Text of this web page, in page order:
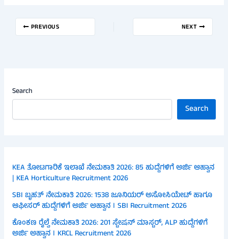
PREVIOUS NEXT
Search
Search
KEA ತೋಟಗಾರಿಕೆ ಇಲಾಖೆ ನೇಮಕಾತಿ 2026: 85 ಹುದ್ದೆಗಳಿಗೆ ಅರ್ಜಿ ಆಹ್ವಾನ
| KEA Horticulture Recruitment 2026
SBI ಬೃಹತ್ ನೇಮಕಾತಿ 2026: 1538 ಜೂನಿಯರ್ ಅಸೋಸಿಯೇಟ್ ಹಾಗೂ
ಆಫೀಸರ್ ಹುದ್ದೆಗಳಿಗೆ ಅರ್ಜಿ ಅಹ್ವಾನ । SBI Recruitment 2026
ಕೊಂಕಣ ರೈಲ್ವೆ ನೇಮಕಾತಿ 2026: 201 ಸ್ಟೇಷನ್ ಮಾಸ್ಟರ್, ALP ಹುದ್ದೆಗಳಿಗೆ
ಅರ್ಜಿ ಅಹ್ವಾನ । KRCL Recruitment 2026